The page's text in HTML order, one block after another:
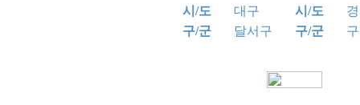
시/도
대구
구/군
달서구
시/도
구/군